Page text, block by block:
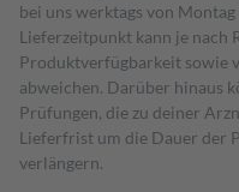
bei uns werktags von
Lieferzeitpunkt kann je nach
Produktverfügbarkeit sowie
abweichen. Darüber hinaus
Prüfungen, die zu deiner
Lieferfrist um die Dauer der
verlängern.